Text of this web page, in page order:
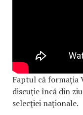
Faptul că formaţia
discuţie încă din
selecţiei naţionale.